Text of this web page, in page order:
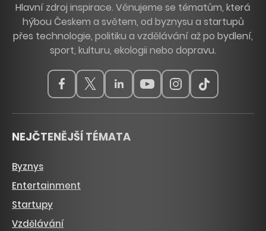
Hlavní zdroj inspirace. Věnujeme se tématům, která
hýbou Českem a světem, od byznysu a startupů
přes technologie, politiku a vzdělávání až po bydlení,
sport, kulturu, ekologii nebo dopravu.
NEJČTENĚJŠÍ TÉMATA
Byznys
Entertainment
Startupy
Vzdělávání